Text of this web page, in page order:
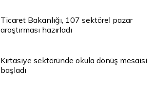
Ticaret Bakanlığı, 107 sektörel pazar
araştırması hazırladı
Kırtasiye sektöründe okula dönüş mesaisi
başladı